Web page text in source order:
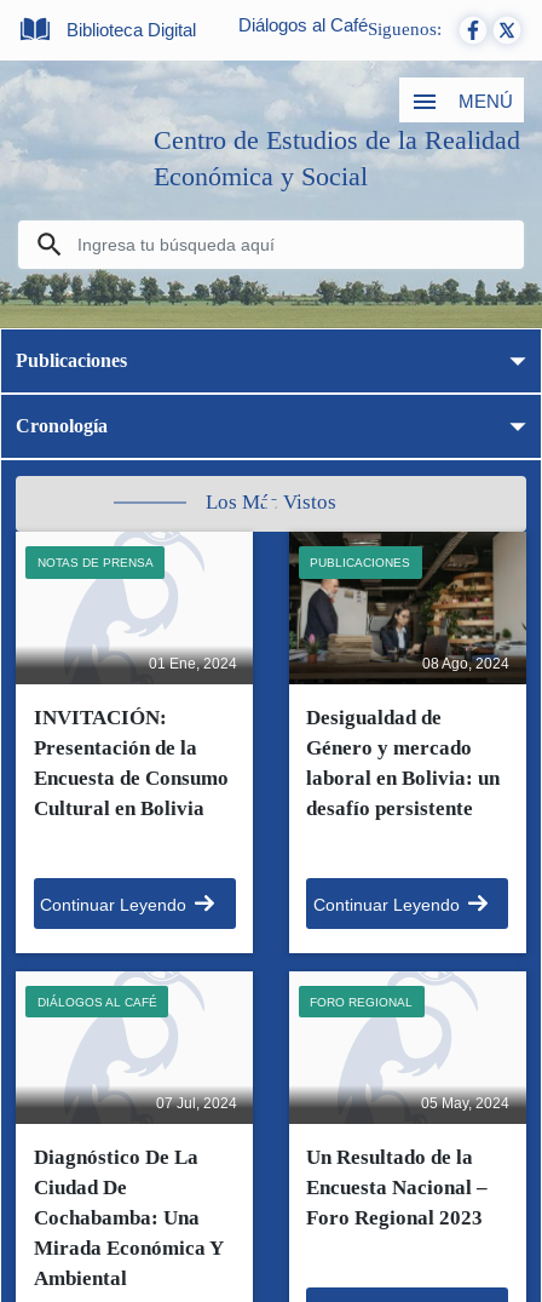
Biblioteca Digital Diálogos al CaféSiguenos:
MENÚ
Centro de Estudios de la Realidad
Económica y Social
Publicaciones
Cronología
Los Más Vistos
01 Ene, 2024
NOTAS DE PRENSA
INVITACIÓN:
Presentación de la
Encuesta de Consumo
Cultural en Bolivia
Continuar Leyendo
08 Ago, 2024
PUBLICACIONES
Desigualdad de
Género y mercado
laboral en Bolivia: un
desafío persistente
Continuar Leyendo
07 Jul, 2024
DIÁLOGOS AL CAFÉ
Diagnóstico De La
Ciudad De
Cochabamba: Una
Mirada Económica Y
Ambiental
05 May, 2024
FORO REGIONAL
Un Resultado de la
Encuesta Nacional –
Foro Regional 2023